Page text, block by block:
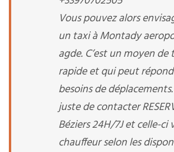
Vous pouvez alors
un taxi à Montady
agde. C’est un moyen
rapide et qui peut
besoins de
juste de contacter
Béziers 24H/7J et celle-ci
chauffeur selon les